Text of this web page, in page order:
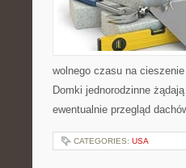
wolnego czasu na
Domki jednorodzinne
ewentualnie przegląd
CATEGORIES: USA